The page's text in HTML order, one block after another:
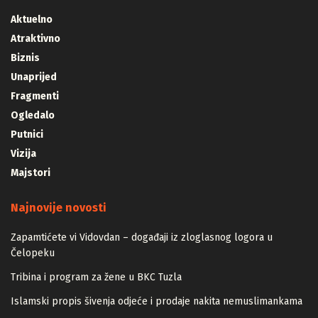
Aktuelno
Atraktivno
Biznis
Unaprijed
Fragmenti
Ogledalo
Putnici
Vizija
Majstori
Najnovije novosti
Zapamtićete vi Vidovdan – događaji iz zloglasnog logora u
Čelopeku
Tribina i program za žene u BKC Tuzla
Islamski propis šivenja odjeće i prodaje nakita nemuslimankama